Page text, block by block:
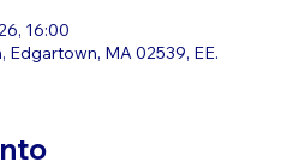
16:00
Edgartown, MA 02539, EE.